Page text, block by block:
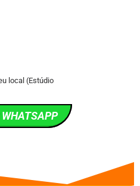
local (Estúdio